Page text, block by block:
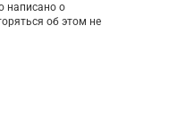
написано о
об этом не